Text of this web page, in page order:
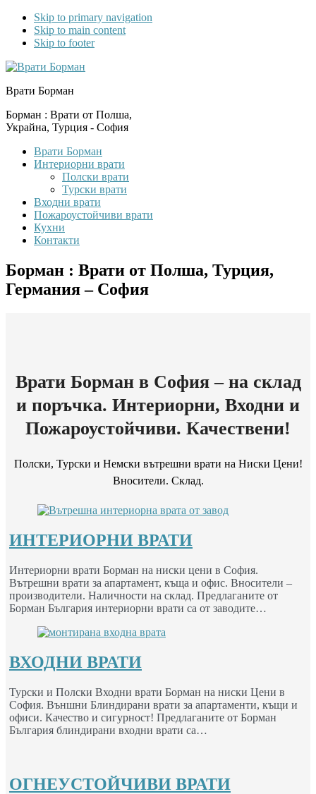
Skip to primary navigation
Skip to main content
Skip to footer
Врати Борман
Борман : Врати от Полша,
Украйна, Турция - София
Врати Борман
Интериорни врати
Полски врати
Турски врати
Входни врати
Пожароустойчиви врати
Кухни
Контакти
Борман : Врати от Полша, Турция,
Германия – София
Врати Борман в София – на склад
и поръчка. Интериорни, Входни и
Пожароустойчиви. Качествени!
Полски, Турски и Немски вътрешни врати на Ниски Цени!
Вносители. Склад.
ИНТЕРИОРНИ ВРАТИ
Интериорни врати Борман на ниски цени в София.
Вътрешни врати за апартамент, къща и офис. Вносители –
производители. Наличности на склад. Предлаганите от
Борман България интериорни врати са от заводите…
ВХОДНИ ВРАТИ
Турски и Полски Входни врати Борман на ниски Цени в
София. Външни Блиндирани врати за апартаменти, къщи и
офиси. Качество и сигурност! Предлаганите от Борман
България блиндирани входни врати са…
ОГНЕУСТОЙЧИВИ ВРАТИ